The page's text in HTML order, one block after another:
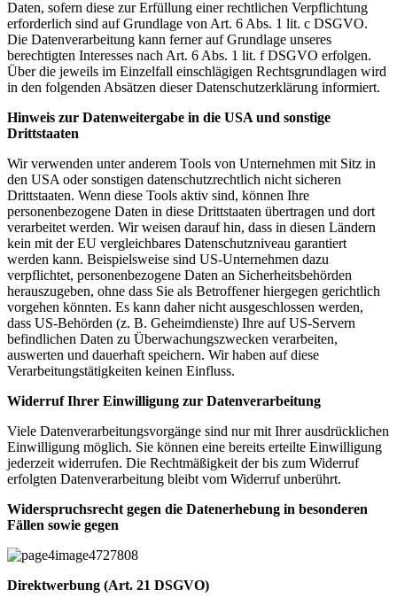
Daten, sofern diese zur Erfüllung einer rechtlichen Verpflichtung
erforderlich sind auf Grundlage von Art. 6 Abs. 1 lit. c DSGVO.
Die Datenverarbeitung kann ferner auf Grundlage unseres
berechtigten Interesses nach Art. 6 Abs. 1 lit. f DSGVO erfolgen.
Über die jeweils im Einzelfall einschlägigen Rechtsgrundlagen wird
in den folgenden Absätzen dieser Datenschutzerklärung informiert.
Hinweis zur Datenweitergabe in die USA und sonstige
Drittstaaten
Wir verwenden unter anderem Tools von Unternehmen mit Sitz in
den USA oder sonstigen datenschutzrechtlich nicht sicheren
Drittstaaten. Wenn diese Tools aktiv sind, können Ihre
personenbezogene Daten in diese Drittstaaten übertragen und dort
verarbeitet werden. Wir weisen darauf hin, dass in diesen Ländern
kein mit der EU vergleichbares Datenschutzniveau garantiert
werden kann. Beispielsweise sind US-Unternehmen dazu
verpflichtet, personenbezogene Daten an Sicherheitsbehörden
herauszugeben, ohne dass Sie als Betroffener hiergegen gerichtlich
vorgehen könnten. Es kann daher nicht ausgeschlossen werden,
dass US-Behörden (z. B. Geheimdienste) Ihre auf US-Servern
befindlichen Daten zu Überwachungszwecken verarbeiten,
auswerten und dauerhaft speichern. Wir haben auf diese
Verarbeitungstätigkeiten keinen Einfluss.
Widerruf Ihrer Einwilligung zur Datenverarbeitung
Viele Datenverarbeitungsvorgänge sind nur mit Ihrer ausdrücklichen
Einwilligung möglich. Sie können eine bereits erteilte Einwilligung
jederzeit widerrufen. Die Rechtmäßigkeit der bis zum Widerruf
erfolgten Datenverarbeitung bleibt vom Widerruf unberührt.
Widerspruchsrecht gegen die Datenerhebung in besonderen
Fällen sowie gegen
Direktwerbung (Art. 21 DSGVO)